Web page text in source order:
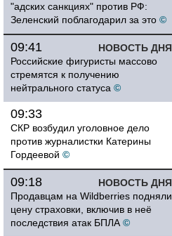
"адских санкциях" против РФ:
Зеленский поблагодарил за это ©
НОВОСТЬ ДНЯ
09:41
Российские фигуристы массово
стремятся к получению
нейтрального статуса ©
09:33
СКР возбудил уголовное дело
против журналистки Катерины
Гордеевой ©
НОВОСТЬ ДНЯ
09:18
Продавцам на Wildberries подняли
цену страховки, включив в неё
последствия атак БПЛА ©